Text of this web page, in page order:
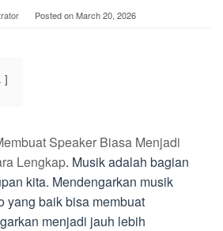
Posted onMarch 20, 2026
Speaker Biasa Menjadi
Lengkap. Musik adalah bagian
kita. Mendengarkan musik
yang baik bisa membuat
menjadi jauh lebih